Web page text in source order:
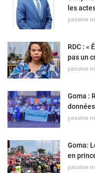
les
yassine
RDC : «
pas un
yassine
Goma :
yassine
Goma:
en
yassine